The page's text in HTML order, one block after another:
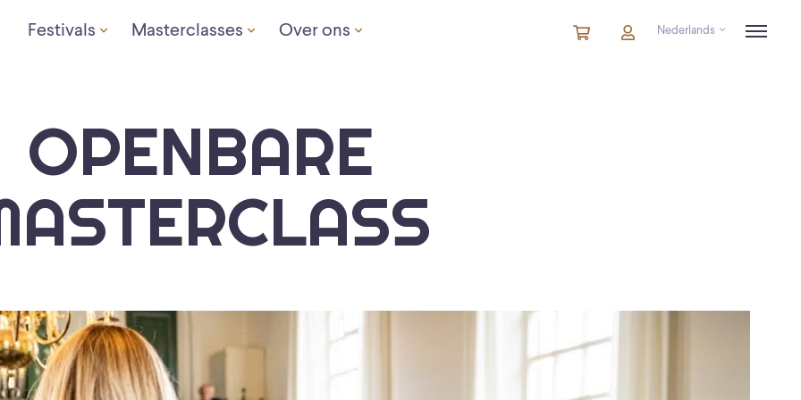
Festivals Masterclasses Over ons Winkelmandje
artikelenAccountNederlands
OPENBARE